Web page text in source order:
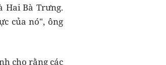
Hai Bà Trưng.
của nó", ông
cho rằng các